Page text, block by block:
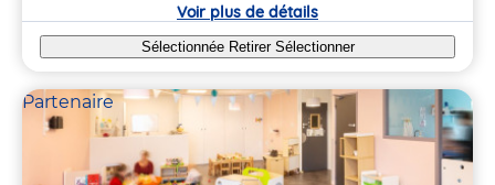
Voir plus de détails
Sélectionnée Retirer Sélectionner
Partenaire